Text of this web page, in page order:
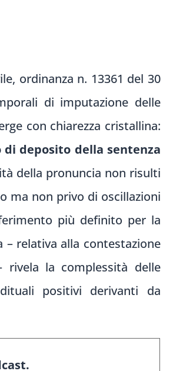
ordinanza n. 13361 del 30
di imputazione delle
con chiarezza cristallina:
deposito della sentenza
della pronuncia non risulti
ma non privo di oscillazioni
più definito per la
– relativa alla contestazione
la complessità delle
positivi derivanti da